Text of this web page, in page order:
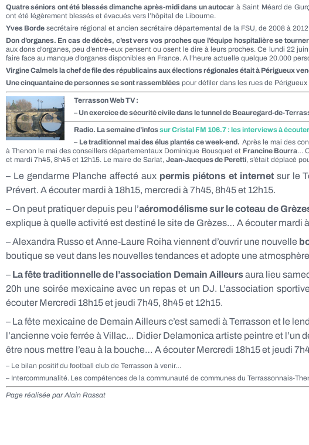
Quatre séniors ont été blessés dimanche après-midi dans un autocar à Saint Méard de
ont été légèrement blessés et évacués vers l’hôpital de Libourne.
Yves Borde secrétaire régional et ancien secrétaire départemental de la FSU, de 2008 à
Don d’organes. En cas de décès, c’est vers vos proches que l’équipe hospitalière se
aux dons d’organes, peu d’entre-eux pensent ou osent le dire à leurs proches. Ce lundi 22
faire face au manque d’organes disponibles en France. A l’heure actuelle quelque 20.000
Virgine Calmels la chef de file des républicains aux élections régionales était à Périgueux
Une cinquantaine de personnes se sont rassemblées pour défiler dans les rues de
Terrasson Web TV :
– Un exercice de sécurité civile dans le tunnel de Beauregard-de-
Radio. La semaine d’infossur Cristal FM 106.7 : les interviews à écouter
– Le traditionnel mai des élus plantés ce week-end. Après le mai des
à Thenon le mai des conseillers départementaux Dominique Bousquet et Francine Bourra…
et mardi 7h45, 8h45 et 12h15. Le maire de Sarlat, Jean-Jacques de Peretti, s’était déplacé
– Le gendarme Planche affecté aux permis piétons et internet sur le
Prévert. A écouter mardi à 18h15, mercredi à 7h45, 8h45 et 12h15.
– On peut pratiquer depuis peu l’aéromodélisme sur le coteau de
explique à quelle activité est destiné le site de Grèzes… A écouter mardi
– Alexandra Russo et Anne-Laure Roiha viennent d’ouvrir une nouvelle
boutique se veut dans les nouvelles tendances et adopte une
– La fête traditionnelle de l’association Demain Ailleursaura lieu
20h une soirée mexicaine avec un repas et un DJ. L’association
écouter Mercredi 18h15 et jeudi 7h45, 8h45 et 12h15.
– La fête mexicaine de Demain Ailleurs c’est samedi à Terrasson et le
l’ancienne voie ferrée à Villac… Didier Delamonica artiste peintre et
être nous mettre l’eau à la bouche… A écouter Mercredi 18h15 et jeudi
– Le bilan positif du football club de Terrasson à venir…
– Intercommunalité. Les compétences de la communauté de communes du Terrassonnais-
Page réalisée par Alain Rassat